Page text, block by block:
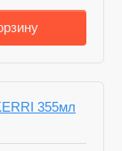
355мл